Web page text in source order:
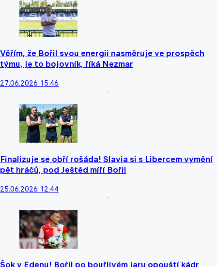
Věřím, že Bořil svou energii nasměruje ve prospěch
týmu, je to bojovník, říká Nezmar
27.06.2026 15:46
Finalizuje se obří rošáda! Slavia si s Libercem vymění
pět hráčů, pod Ještěd míří Bořil
25.06.2026 12:44
Šok v Edenu! Bořil po bouřlivém jaru opouští kádr